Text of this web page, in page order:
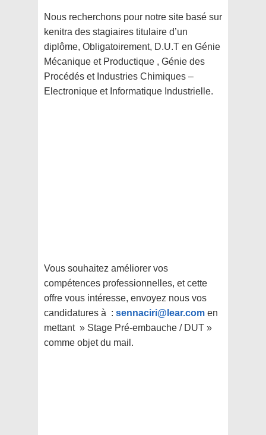
Nous recherchons pour notre site basé sur
kenitra des stagiaires titulaire d’un
diplôme, Obligatoirement, D.U.T en Génie
Mécanique et Productique , Génie des
Procédés et Industries Chimiques –
Electronique et Informatique Industrielle.
Vous souhaitez améliorer vos
compétences professionnelles, et cette
offre vous intéresse, envoyez nous vos
candidatures à : sennaciri@lear.com en
mettant » Stage Pré-embauche / DUT »
comme objet du mail.